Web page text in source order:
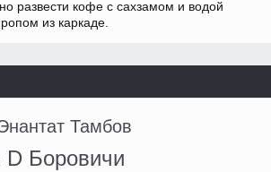
развести кофе с сахзамом и водой
из каркаде.
Тамбов
D Боровичи